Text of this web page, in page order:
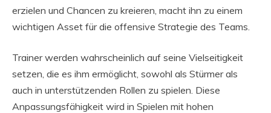
erzielen und Chancen zu kreieren, macht ihn zu einem
wichtigen Asset für die offensive Strategie des Teams.
Trainer werden wahrscheinlich auf seine Vielseitigkeit
setzen, die es ihm ermöglicht, sowohl als Stürmer als
auch in unterstützenden Rollen zu spielen. Diese
Anpassungsfähigkeit wird in Spielen mit hohen